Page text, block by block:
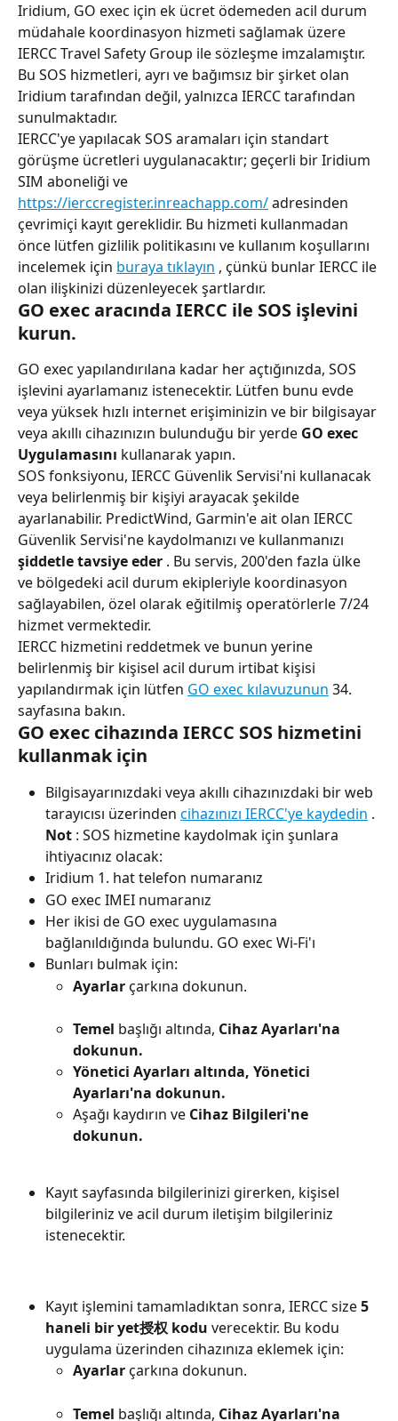
Iridium, GO exec için ek ücret ödemeden acil durum
müdahale koordinasyon hizmeti sağlamak üzere
IERCC Travel Safety Group ile sözleşme imzalamıştır.
Bu SOS hizmetleri, ayrı ve bağımsız bir şirket olan
Iridium tarafından değil, yalnızca IERCC tarafından
sunulmaktadır.
IERCC'ye yapılacak SOS aramaları için standart
görüşme ücretleri uygulanacaktır; geçerli bir Iridium
SIM aboneliği ve
https://ierccregister.inreachapp.com/ adresinden
çevrimiçi kayıt gereklidir. Bu hizmeti kullanmadan
önce lütfen gizlilik politikasını ve kullanım koşullarını
incelemek için buraya tıklayın , çünkü bunlar IERCC ile
olan ilişkinizi düzenleyecek şartlardır.
GO exec aracında IERCC ile SOS işlevini
kurun.
GO exec yapılandırılana kadar her açtığınızda, SOS
işlevini ayarlamanız istenecektir. Lütfen bunu evde
veya yüksek hızlı internet erişiminizin ve bir bilgisayar
veya akıllı cihazınızın bulunduğu bir yerde GO exec
Uygulamasını kullanarak yapın.
SOS fonksiyonu, IERCC Güvenlik Servisi'ni kullanacak
veya belirlenmiş bir kişiyi arayacak şekilde
ayarlanabilir. PredictWind, Garmin'e ait olan IERCC
Güvenlik Servisi'ne kaydolmanızı ve kullanmanızı
şiddetle tavsiye eder . Bu servis, 200'den fazla ülke
ve bölgedeki acil durum ekipleriyle koordinasyon
sağlayabilen, özel olarak eğitilmiş operatörlerle 7/24
hizmet vermektedir.
IERCC hizmetini reddetmek ve bunun yerine
belirlenmiş bir kişisel acil durum irtibat kişisi
yapılandırmak için lütfen GO exec kılavuzunun 34.
sayfasına bakın.
GO exec cihazında IERCC SOS hizmetini
kullanmak için
Bilgisayarınızdaki veya akıllı cihazınızdaki bir web
tarayıcısı üzerinden cihazınızı IERCC'ye kaydedin .
Not : SOS hizmetine kaydolmak için şunlara
ihtiyacınız olacak:
Iridium 1. hat telefon numaranız
GO exec IMEI numaranız
Her ikisi de GO exec uygulamasına
bağlanıldığında bulundu. GO exec Wi-Fi'ı
Bunları bulmak için:
Ayarlar çarkına dokunun.
Temel başlığı altında, Cihaz Ayarları'na
dokunun.
Yönetici Ayarları altında, Yönetici
Ayarları'na dokunun.
Aşağı kaydırın ve Cihaz Bilgileri'ne
dokunun.
Kayıt sayfasında bilgilerinizi girerken, kişisel
bilgileriniz ve acil durum iletişim bilgileriniz
istenecektir.
Kayıt işlemini tamamladıktan sonra, IERCC size 5
haneli bir yet授权 kodu verecektir. Bu kodu
uygulama üzerinden cihazınıza eklemek için:
Ayarlar çarkına dokunun.
Temel başlığı altında, Cihaz Ayarları'na